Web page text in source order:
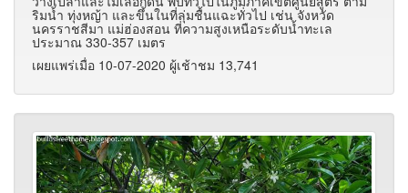
ริมน้ำ ทุ่งหญ้า และขึ้นในที่ลุ่มชื้นแฉะทั่วไป เช่น จังหวัด
นครราชสีมา แม่ฮ่องสอน ที่ความสูงเหนือระดับน้ำทะเล
ประมาณ 330-357 เมตร
เผยแพร่เมื่อ 10-07-2020 ผู้เช้าชม 13,741